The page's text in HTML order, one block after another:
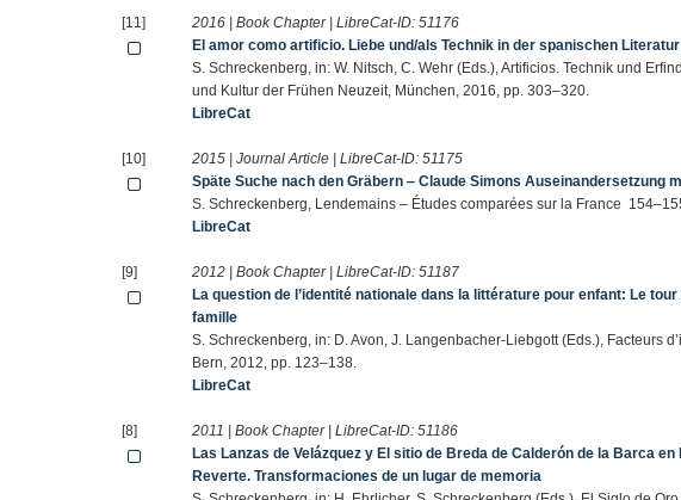
[11] 2016 | Book Chapter | LibreCat-ID:51176
El amor como artificio. Liebe und/als Technik in der spanischen
S. Schreckenberg, in: W. Nitsch, C. Wehr (Eds.), Artificios. Technik und
und Kultur der Frühen Neuzeit, München, 2016, pp. 303–320.
LibreCat
[10] 2015 | Journal Article | LibreCat-ID:51175
Späte Suche nach den Gräbern ‒ Claude Simons Auseinandersetzung
S. Schreckenberg, Lendemains ‒ Études comparées sur la France
LibreCat
[9] 2012 | Book Chapter | LibreCat-ID:51187
La question de l’identité nationale dans la littérature pour enfant: Le
famille
S. Schreckenberg, in: D. Avon, J. Langenbacher-Liebgott (Eds.), Facteurs
Bern, 2012, pp. 123–138.
LibreCat
[8] 2011 | Book Chapter | LibreCat-ID:51186
Las Lanzas de Velázquez y El sitio de Breda de Calderón de la Barca
Reverte. Transformaciones de un lugar de memoria